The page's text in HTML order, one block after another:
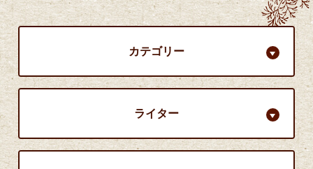
カテゴリー
ライター